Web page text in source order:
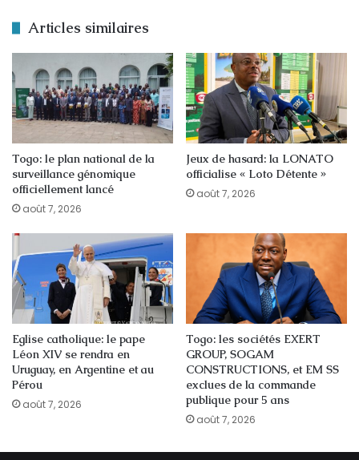
Articles similaires
Togo: le plan national de la
surveillance génomique
officiellement lancé
août 7, 2026
Jeux de hasard: la LONATO
officialise « Loto Détente »
août 7, 2026
Eglise catholique: le pape
Léon XIV se rendra en
Uruguay, en Argentine et au
Pérou
août 7, 2026
Togo: les sociétés EXERT
GROUP, SOGAM
CONSTRUCTIONS, et EM SS
exclues de la commande
publique pour 5 ans
août 7, 2026